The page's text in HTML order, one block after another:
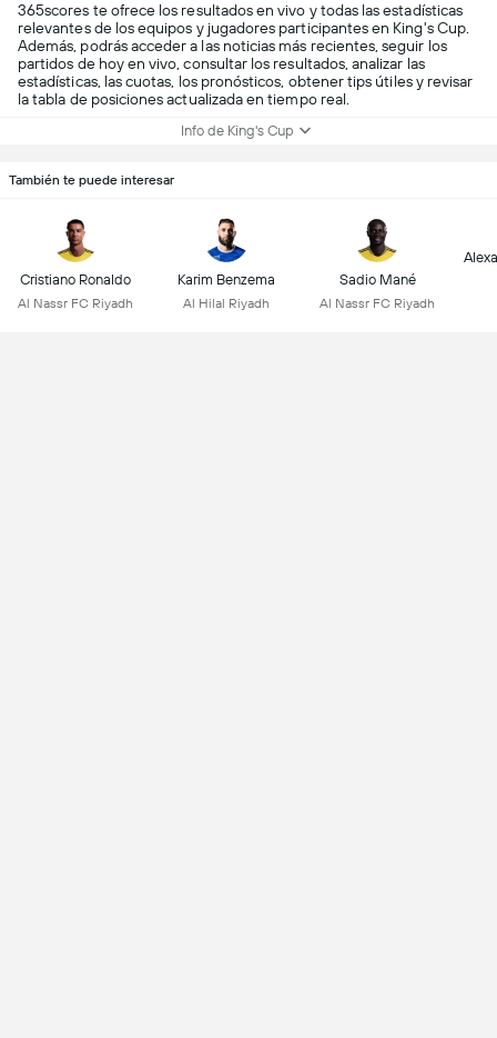
365scores te ofrece los resultados en vivo y todas las estadísticas
relevantes de los equipos y jugadores participantes en King's Cup.
Además, podrás acceder a las noticias más recientes, seguir los
partidos de hoy en vivo, consultar los resultados, analizar las
estadísticas, las cuotas, los pronósticos, obtener tips útiles y revisar
la tabla de posiciones actualizada en tiempo real.
Info de King's Cup
También te puede interesar
Cristiano Ronaldo
Al Nassr FC Riyadh
Karim Benzema
Al Hilal Riyadh
Sadio Mané
Al Nassr FC Riyadh